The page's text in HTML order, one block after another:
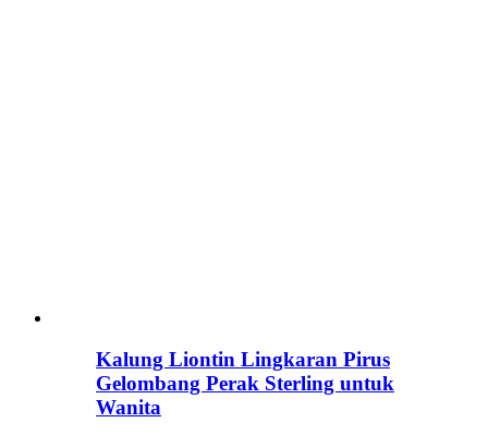
Kalung Liontin Lingkaran Pirus
Gelombang Perak Sterling untuk
Wanita